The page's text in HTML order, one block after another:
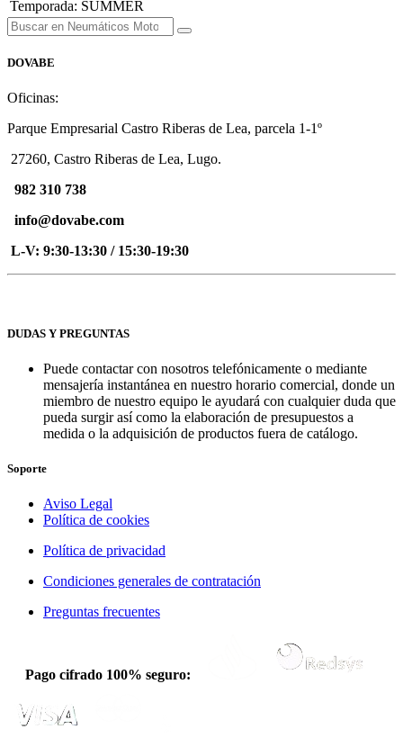
Temporada: SUMMER
DOVABE
Oficinas:
Parque Empresarial Castro Riberas de Lea, parcela 1-1º
27260, Castro Riberas de Lea, Lugo.
982 310 738
info@dovabe.com
L-V: 9:30-13:30 / 15:30-19:30
DUDAS Y PREGUNTAS
Puede contactar con nosotros telefónicamente o mediante
mensajería instantánea en nuestro horario comercial, donde un
miembro de nuestro equipo le ayudará con cualquier duda que
pueda surgir así como la elaboración de presupuestos a
medida o la adquisición de productos fuera de catálogo.
Soporte
Aviso Legal
Política de cookies
Política de privacidad
Condiciones generales de contratación
Preguntas frecuentes
Pago cifrado 100% seguro: